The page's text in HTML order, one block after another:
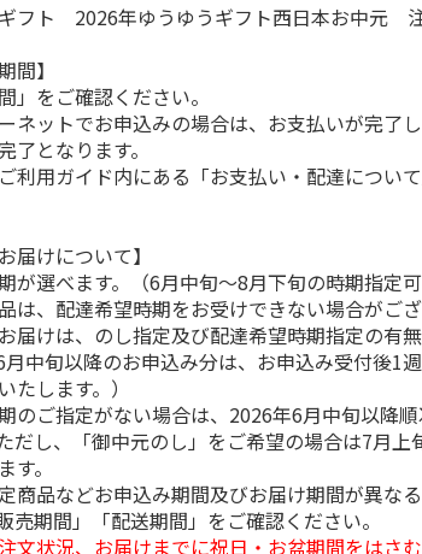
お中元＞＜ひとと
＞３層デザートジ
＜お中元＞＜銀座千
疋屋＞銀座ゼリー９
バンホーテン「チ
コレートシロップ
フト 2026年ゆうゆうギフト西日本お中元
間】
」をご確認ください。
ネットでお申込みの場合は、お支払いが完了
了となります。
利用ガイド内にある「お支払い・配達につい
届けについて】
が選べます。（6月中旬～8月下旬の時期指定可
は、配達希望時期をお受けできない場合がござ
届けは、のし指定及び配達希望時期指定の有
月中旬以降のお申込み分は、お申込み受付後1
たします。）
のご指定がない場合は、2026年6月中旬以降
だし、「御中元のし」をご希望の場合は7月上
す。
商品などお申込み期間及びお届け期間が異な
売期間」「配送期間」をご確認ください。
文状況、お届けまでに祝日・お盆期間をはさ